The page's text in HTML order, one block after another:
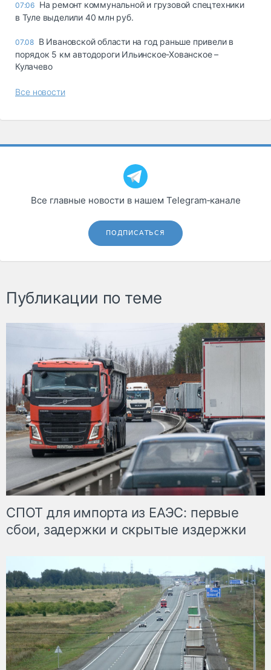
07:06 На ремонт коммунальной и грузовой спецтехники
в Туле выделили 40 млн руб.
07.08 В Ивановской области на год раньше привели в
порядок 5 км автодороги Ильинское-Хованское –
Кулачево
Все новости
Все главные новости в нашем Telegram‑канале
ПОДПИСАТЬСЯ
Публикации по теме
СПОТ для импорта из ЕАЭС: первые
сбои, задержки и скрытые издержки